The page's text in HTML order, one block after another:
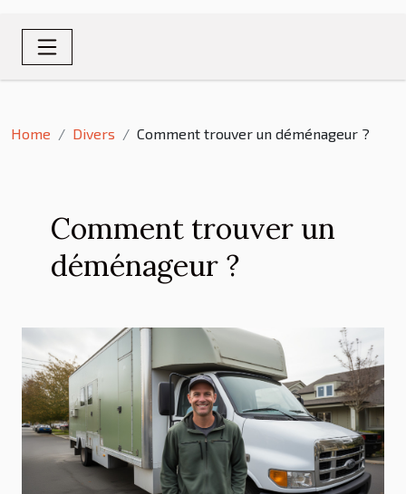
Home Divers Comment trouver un déménageur ?
Comment trouver un
déménageur ?